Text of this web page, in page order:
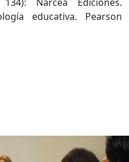
educativa. Pearson